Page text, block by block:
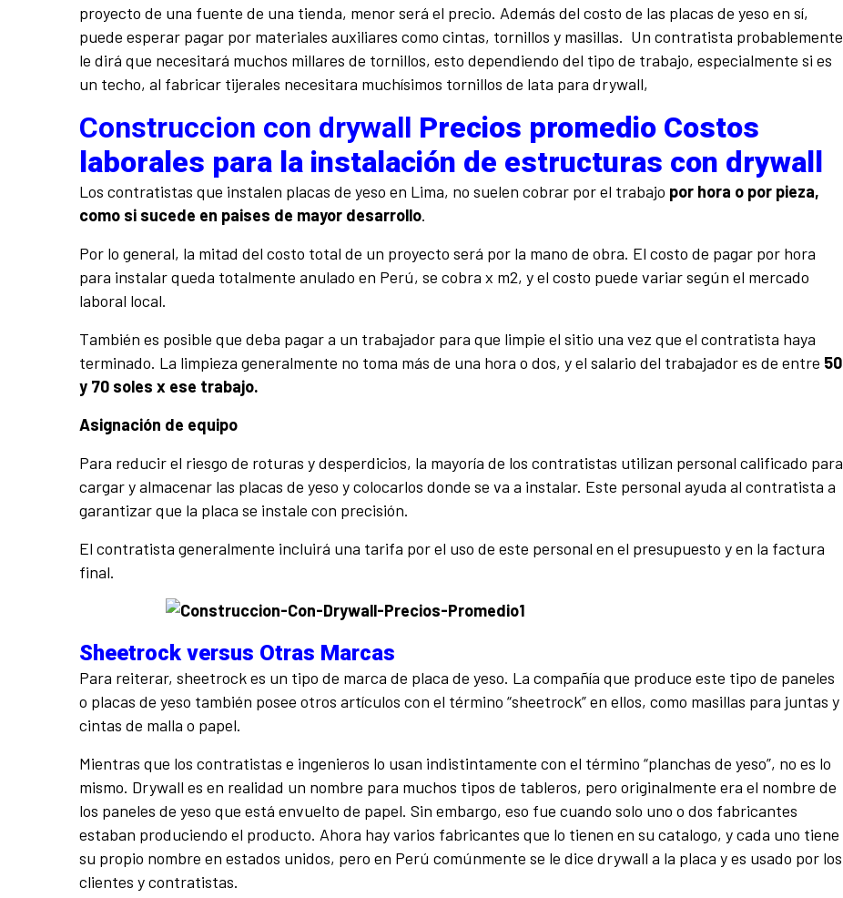
proyecto de una fuente de una tienda, menor será el precio. Además del costo de las placas de yeso en sí,
puede esperar pagar por materiales auxiliares como cintas, tornillos y masillas. Un contratista probablemente
le dirá que necesitará muchos millares de tornillos, esto dependiendo del tipo de trabajo, especialmente si es
un techo, al fabricar tijerales necesitara muchísimos tornillos de lata para drywall,
Construccion con drywall Precios promedio Costos
laborales para la instalación de estructuras con drywall
Los contratistas que instalen placas de yeso en Lima, no suelen cobrar por el trabajo por hora o por pieza,
como si sucede en paises de mayor desarrollo.
Por lo general, la mitad del costo total de un proyecto será por la mano de obra. El costo de pagar por hora
para instalar queda totalmente anulado en Perú, se cobra x m2, y el costo puede variar según el mercado
laboral local.
También es posible que deba pagar a un trabajador para que limpie el sitio una vez que el contratista haya
terminado. La limpieza generalmente no toma más de una hora o dos, y el salario del trabajador es de entre 50
y 70 soles x ese trabajo.
Asignación de equipo
Para reducir el riesgo de roturas y desperdicios, la mayoría de los contratistas utilizan personal calificado para
cargar y almacenar las placas de yeso y colocarlos donde se va a instalar. Este personal ayuda al contratista a
garantizar que la placa se instale con precisión.
El contratista generalmente incluirá una tarifa por el uso de este personal en el presupuesto y en la factura
final.
Sheetrock versus Otras Marcas
Para reiterar, sheetrock es un tipo de marca de placa de yeso. La compañía que produce este tipo de paneles
o placas de yeso también posee otros artículos con el término “sheetrock” en ellos, como masillas para juntas y
cintas de malla o papel.
Mientras que los contratistas e ingenieros lo usan indistintamente con el término “planchas de yeso”, no es lo
mismo. Drywall es en realidad un nombre para muchos tipos de tableros, pero originalmente era el nombre de
los paneles de yeso que está envuelto de papel. Sin embargo, eso fue cuando solo uno o dos fabricantes
estaban produciendo el producto. Ahora hay varios fabricantes que lo tienen en su catalogo, y cada uno tiene
su propio nombre en estados unidos, pero en Perú comúnmente se le dice drywall a la placa y es usado por los
clientes y contratistas.